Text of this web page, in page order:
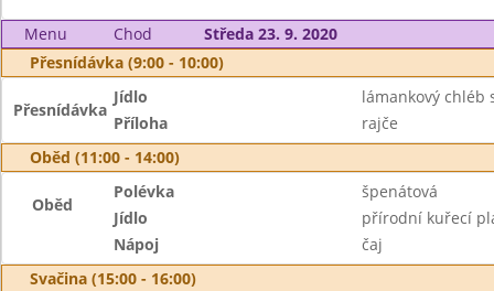
Menu Chod
Středa 23. 9. 2020
Přesnídávka (9:00 - 10:00)
Přesnídávka
Jídlo
lámankový chléb
Příloha
rajče
Oběd (11:00 - 14:00)
Oběd
Polévka
špenátová
Jídlo
přírodní kuřecí
Nápoj
čaj
Svačina (15:00 - 16:00)